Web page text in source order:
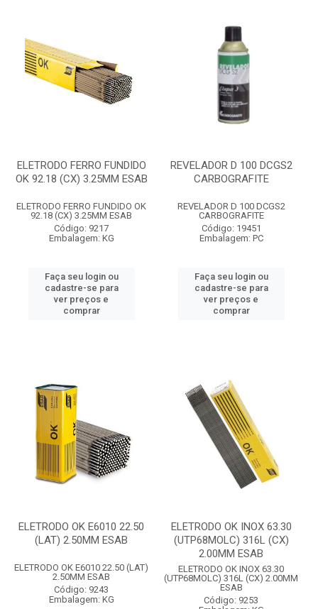
ELETRODO FERRO FUNDIDO
OK 92.18 (CX) 3.25MM ESAB
ELETRODO FERRO FUNDIDO OK
92.18 (CX) 3.25MM ESAB
Código: 9217
Embalagem: KG
Faça seu login ou
cadastre-se para
ver preços e
comprar
REVELADOR D 100 DCGS2
CARBOGRAFITE
REVELADOR D 100 DCGS2
CARBOGRAFITE
Código: 19451
Embalagem: PC
Faça seu login ou
cadastre-se para
ver preços e
comprar
ELETRODO OK E6010 22.50
(LAT) 2.50MM ESAB
ELETRODO OK E6010 22.50 (LAT)
2.50MM ESAB
Código: 9243
Embalagem: KG
ELETRODO OK INOX 63.30
(UTP68MOLC) 316L (CX)
2.00MM ESAB
ELETRODO OK INOX 63.30
(UTP68MOLC) 316L (CX) 2.00MM
ESAB
Código: 9253